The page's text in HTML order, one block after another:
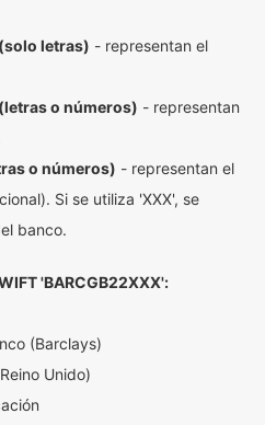
letras) - representan el
o números) - representan
o números) - representan el
Si se utiliza 'XXX', se
banco.
'BARCGB22XXX':
(Barclays)
Unido)